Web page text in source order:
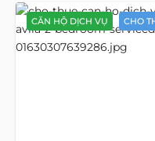
CĂN HỘ DỊCH VỤ CHO